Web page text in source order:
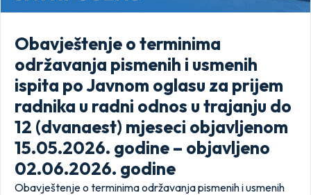
Obavještenje o terminima
održavanja pismenih i usmenih
ispita po Javnom oglasu za prijem
radnika u radni odnos u trajanju do
12 (dvanaest) mjeseci objavljenom
15.05.2026. godine – objavljeno
02.06.2026. godine
Obavještenje o terminima održavanja pismenih i usmenih